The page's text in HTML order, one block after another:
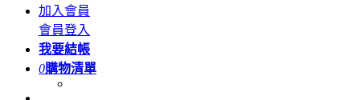
加入會員
會員登入
我要結帳
0購物清單